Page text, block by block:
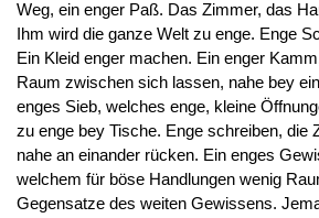
Weg, ein enger Paß. Das Zimmer, das
Ihm wird die ganze Welt zu enge. Enge
Ein Kleid enger machen. Ein enger
Raum zwischen sich lassen, nahe bey
enges Sieb, welches enge, kleine
zu enge bey Tische. Enge schreiben, die
nahe an einander rücken. Ein enges
welchem für böse Handlungen wenig
Gegensatze des weiten Gewissens.